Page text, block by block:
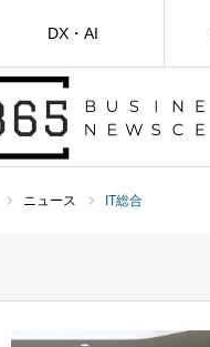
DX・AI
ニュース IT総合